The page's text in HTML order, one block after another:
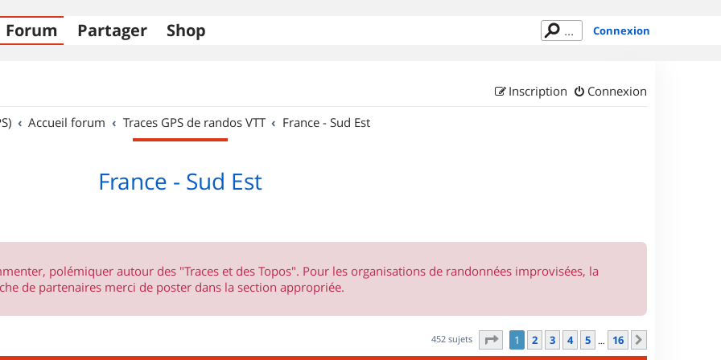
Forum Partager Shop Connexion
Connexion
Inscription
Accueil forum Traces GPS de randos VTT France - Sud Est
France - Sud Est
polémiquer autour des "Traces et des Topos". Pour les organisations de randonnées improvisées, la
de partenaires merci de poster dans la section appropriée.
452 sujets Page sur16
1 2 3 4 5 … 16